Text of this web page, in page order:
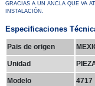
GRACIAS A UN ANCLA QUE VA
INSTALACIÓN.
Especificaciones
Pais de origen
Unidad
Modelo 4717